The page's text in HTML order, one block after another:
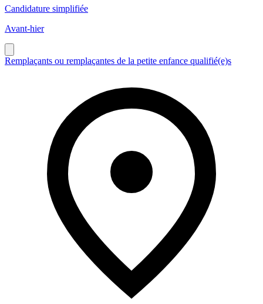
Candidature simplifiée
Avant-hier
Remplaçants ou remplaçantes de la petite enfance qualifié(e)s